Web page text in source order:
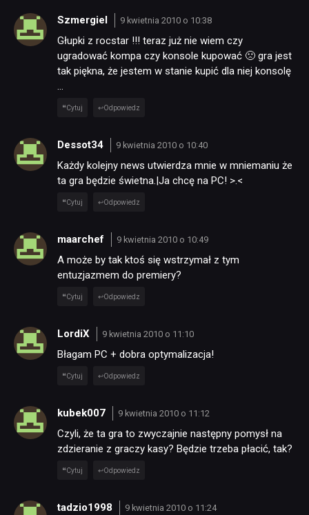
NEWSY
RECENZJE
KULTURA
RETRO
TECHNOLOGIE
DYSKUSJE
Szmergiel 9 kwietnia 2010 o 10:38
Głupki z rocstar !!! teraz już nie wiem czy
ugradować kompa czy konsole kupować 🙁 gra jest
tak piękna, że jestem w stanie kupić dla niej konsolę
…
Cytuj Odpowiedz
Dessot34 9 kwietnia 2010 o 10:40
Każdy kolejny news utwierdza mnie w mniemaniu że
ta gra będzie świetna.|Ja chcę na PC! >.<
Cytuj Odpowiedz
maarchef 9 kwietnia 2010 o 10:49
A może by tak ktoś się wstrzymał z tym
entuzjazmem do premiery?
Cytuj Odpowiedz
LordiX 9 kwietnia 2010 o 11:10
Błagam PC + dobra optymalizacja!
Cytuj Odpowiedz
kubek007 9 kwietnia 2010 o 11:12
Czyli, że ta gra to zwyczajnie następny pomysł na
zdzieranie z graczy kasy? Będzie trzeba płacić, tak?
Cytuj Odpowiedz
tadzio1998 9 kwietnia 2010 o 11:24